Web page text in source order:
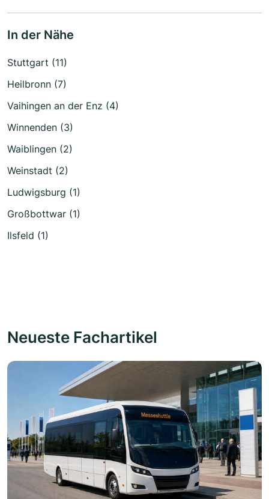
In der Nähe
Stuttgart (11)
Heilbronn (7)
Vaihingen an der Enz (4)
Winnenden (3)
Waiblingen (2)
Weinstadt (2)
Ludwigsburg (1)
Großbottwar (1)
Ilsfeld (1)
Neueste Fachartikel